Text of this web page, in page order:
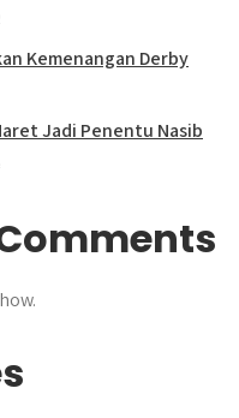
Kemenangan Derby
Jadi Penentu Nasib